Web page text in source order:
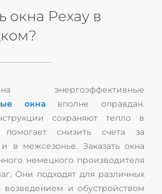
окна Рехау в
окнавполне оправдан.
сохраняют тепло в
снизить счета за
в межсезонье. Заказать окна
немецкого производителя
Они подходят для различных
возведением и обустройством